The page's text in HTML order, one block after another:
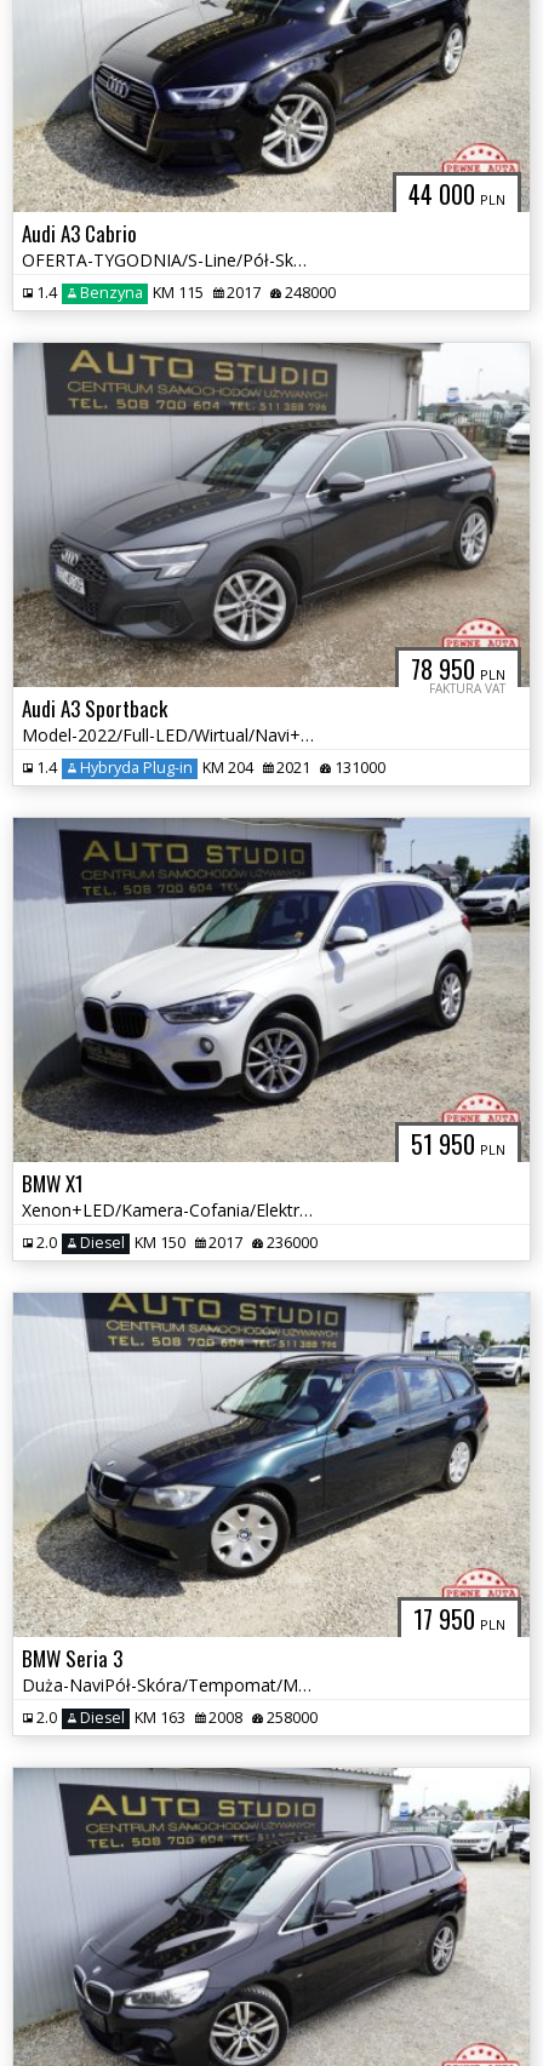
44 000 PLN
Audi A3 Cabrio
OFERTA-TYGODNIA/S-Line/Pół-Skóra/Led+Pływ.Kier./Navi+Kamera/Tempomat
1.4 Benzyna KM 115 2017 248000
78 950 PLN
FAKTURA VAT
Audi A3 Sportback
Model-2022/Full-LED/Wirtual/Navi+Kamera/Asystenty/Panorama/Klimatronic
1.4 Hybryda Plug-in KM 204 2021 131000
51 950 PLN
BMW X1
Xenon+LED/Kamera-Cofania/Elektryczna-Klapa/Grzane-Fotele/Full-SERWIS!
2.0 Diesel KM 150 2017 236000
17 950 PLN
BMW Seria 3
Duża-NaviPół-Skóra/Tempomat/Multifunkcja/Klimatronic/Nowy-Rozrząd!
2.0 Diesel KM 163 2008 258000